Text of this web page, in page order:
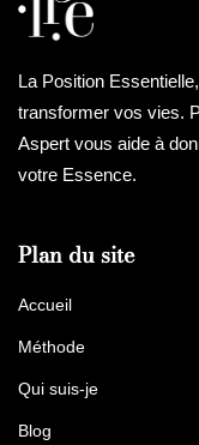
La Position
transformer vos vies.
Aspert vous aide à
votre Essence.
Plan du site
Accueil
Méthode
Qui suis-je
Blog